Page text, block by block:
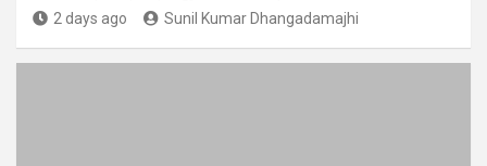
2 days ago Sunil Kumar Dhangadamajhi